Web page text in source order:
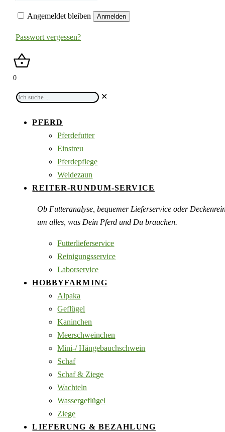
Angemeldet bleiben Anmelden
Passwort vergessen?
0
Ich
✕
PFERD
Pferdefutter
Einstreu
Pferdepflege
Weidezaun
REITER-RUNDUM-SERVICE
Ob Futteranalyse, bequemer Lieferservice oder
um alles, was Dein Pferd und Du brauchen.
Futterlieferservice
Reinigungsservice
Laborservice
HOBBYFARMING
Alpaka
Geflügel
Kaninchen
Meerschweinchen
Mini-/ Hängebauchschwein
Schaf
Schaf & Ziege
Wachteln
Wassergeflügel
Ziege
LIEFERUNG & BEZAHLUNG